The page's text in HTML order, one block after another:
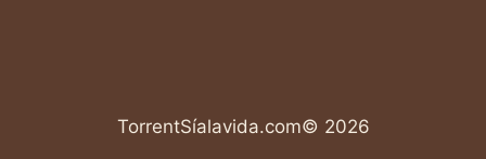
TorrentSíalavida.com© 2026